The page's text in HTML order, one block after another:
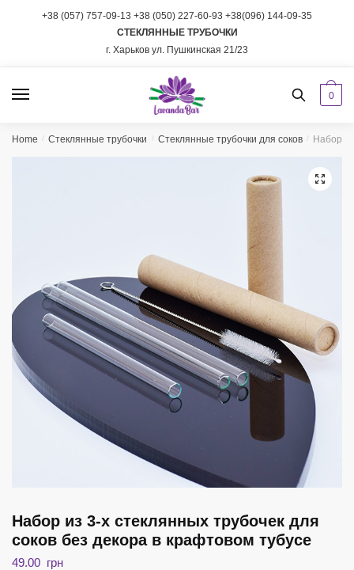
+38 (057) 757-09-13 +38 (050) 227-60-93 +38(096) 144-09-35
СТЕКЛЯННЫЕ ТРУБОЧКИ
г. Харьков ул. Пушкинская 21/23
0
Home / Стеклянные трубочки / Стеклянные трубочки для соков / Набор
🔍
Набор из 3-х стеклянных трубочек для
соков без декора в крафтовом тубусе
49.00 грн